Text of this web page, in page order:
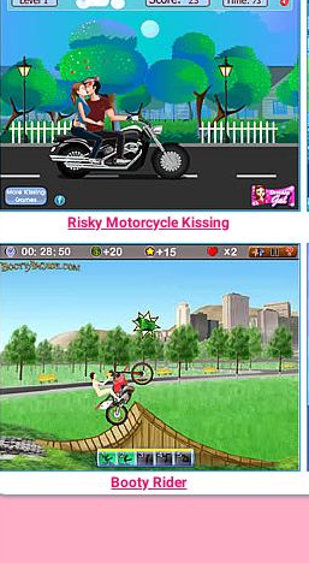
Risky Motorcycle Kissing
Booty Rider